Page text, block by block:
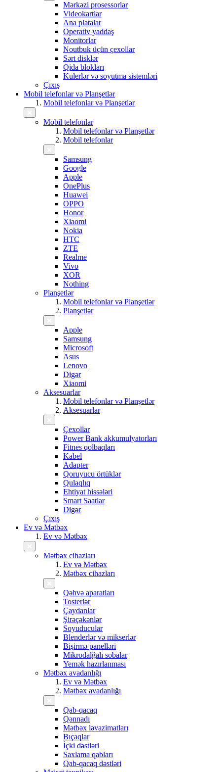
Mərkəzi prosessorlar
Videokartlar
Ana platalar
Operativ yaddaş
Monitorlar
Noutbuk üçün çexollar
Sərt disklər
Qida blokları
Kulerlər və soyutma sistemləri
Çıxış
Mobil telefonlar və Planşetlər
Mobil telefonlar və Planşetlər
Mobil telefonlar
Mobil telefonlar və Planşetlər
Mobil telefonlar
Samsung
Google
Apple
OnePlus
Huawei
OPPO
Honor
Xiaomi
Nokia
HTC
ZTE
Realme
Vivo
XOR
Nothing
Planşetlər
Mobil telefonlar və Planşetlər
Planşetlər
Apple
Samsung
Microsoft
Asus
Lenovo
Digər
Xiaomi
Aksesuarlar
Mobil telefonlar və Planşetlər
Aksesuarlar
Çexollar
Power Bank akkumulyatorları
Fitnes qolbaqları
Kabel
Adapter
Qoruyucu örtüklər
Qulaqlıq
Ehtiyat hissələri
Smart Saatlar
Digər
Çıxış
Ev və Mətbəx
Ev və Mətbəx
Mətbəx cihazları
Ev və Mətbəx
Mətbəx cihazları
Qəhvə aparatları
Tosterlər
Çaydanlar
Şirəçəkənlər
Soyuducular
Blenderlər və mikserlər
Bişirmə panelləri
Mikrodalğalı sobalar
Yemək hazırlanması
Mətbəx avadanlığı
Ev və Mətbəx
Mətbəx avadanlığı
Qab-qacaq
Qənnadı
Mətbəx ləvazimatları
Bıçaqlar
İçki dəstləri
Saxlama qabları
Qab-qacaq dəstləri